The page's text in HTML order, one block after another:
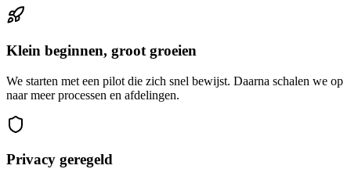
Klein beginnen, groot groeien
We starten met een pilot die zich snel bewijst. Daarna schalen we op
naar meer processen en afdelingen.
Privacy geregeld